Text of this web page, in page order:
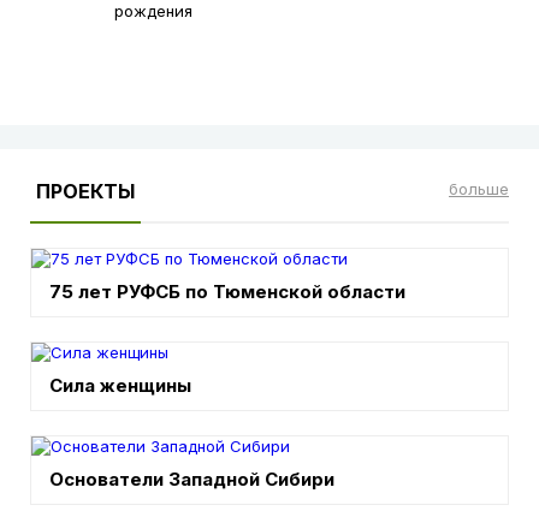
рождения
ПРОЕКТЫ больше
75 лет РУФСБ по Тюменской области
Сила женщины
Основатели Западной Сибири